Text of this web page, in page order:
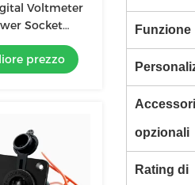
Voltmeter
Socket
prezzo
Funzione
Accessori
opzionali
Rating di